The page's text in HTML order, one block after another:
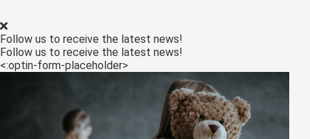
Follow us to receive the latest news!
Follow us to receive the latest news!
<:optin-form-placeholder>